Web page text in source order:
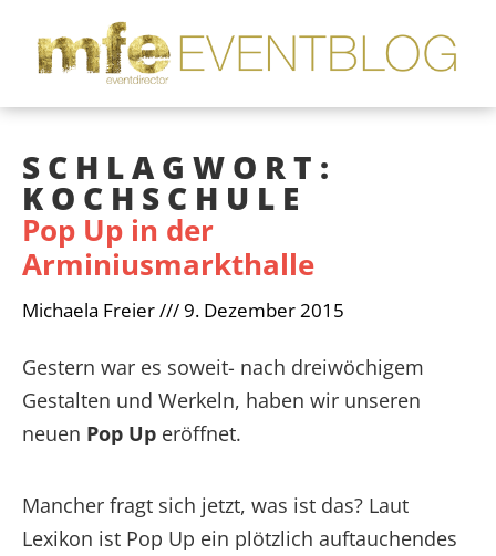
SCHLAGWORT:
KOCHSCHULE
Pop Up in der
Arminiusmarkthalle
Michaela Freier 9. Dezember 2015
Gestern war es soweit- nach dreiwöchigem
Gestalten und Werkeln, haben wir unseren
neuen Pop Up eröffnet.
Mancher fragt sich jetzt, was ist das? Laut
Lexikon ist Pop Up ein plötzlich auftauchendes